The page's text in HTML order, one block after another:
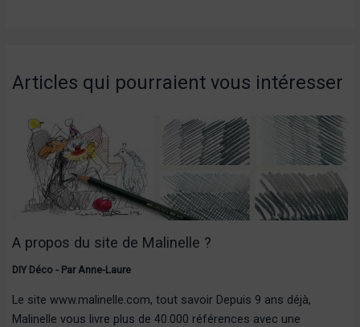
Articles qui pourraient vous intéresser
A propos du site de Malinelle ?
DIY Déco- ParAnne-Laure
Le site www.malinelle.com, tout savoir Depuis 9 ans déjà,
Malinelle vous livre plus de 40.000 références avec une